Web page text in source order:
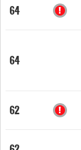
64
64
62